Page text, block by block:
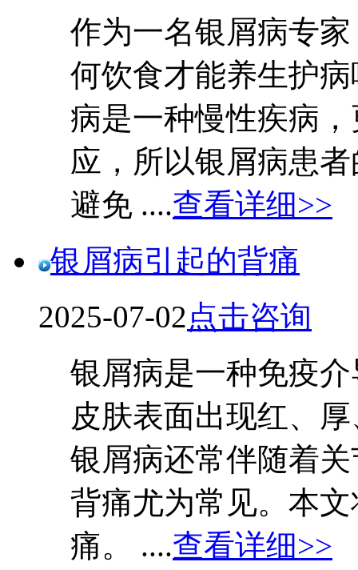
作为一名银屑病专
何饮食才能养生护
病是一种慢性疾病
应，所以银屑病患
避免 ....查看详细>>
银屑病引起的背痛
2025-07-02点击咨询
银屑病是一种免疫
皮肤表面出现红、
银屑病还常伴随着
背痛尤为常见。本
痛。 ....查看详细>>